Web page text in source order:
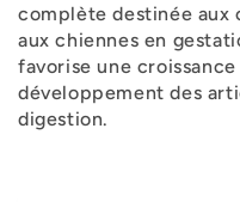
complète destinée aux
aux chiennes en
favorise une
développement des
digestion.